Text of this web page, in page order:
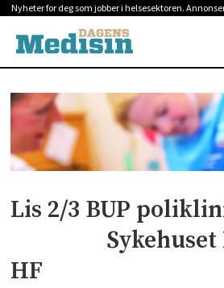
Nyheter for deg som jobber i helsesektoren.
Lis 2/3 BUP
Sykehuset
HF